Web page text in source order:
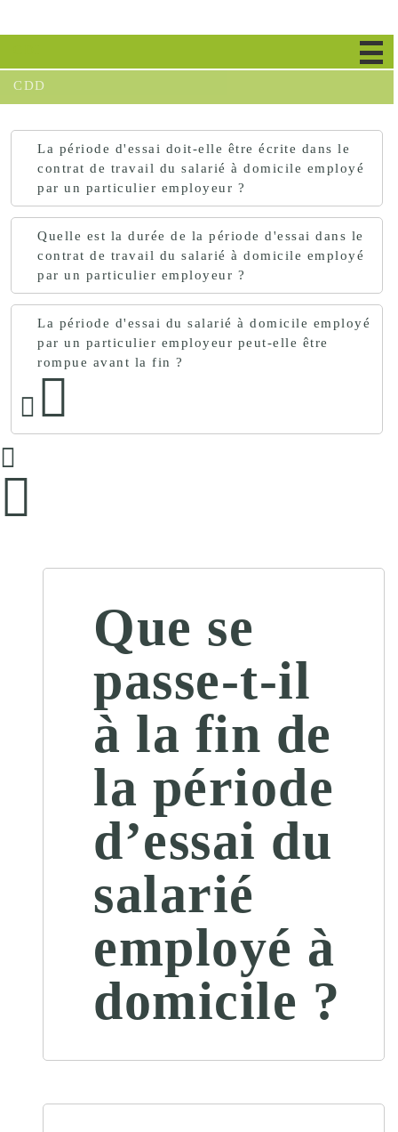
CDD
La période d'essai doit-elle être écrite dans le
contrat de travail du salarié à domicile employé
par un particulier employeur ?
Quelle est la durée de la période d'essai dans le
contrat de travail du salarié à domicile employé
par un particulier employeur ?
La période d'essai du salarié à domicile employé
par un particulier employeur peut-elle être
rompue avant la fin ?
Que se
passe-t-il
à la fin de
la période
d’essai du
salarié
employé à
domicile ?